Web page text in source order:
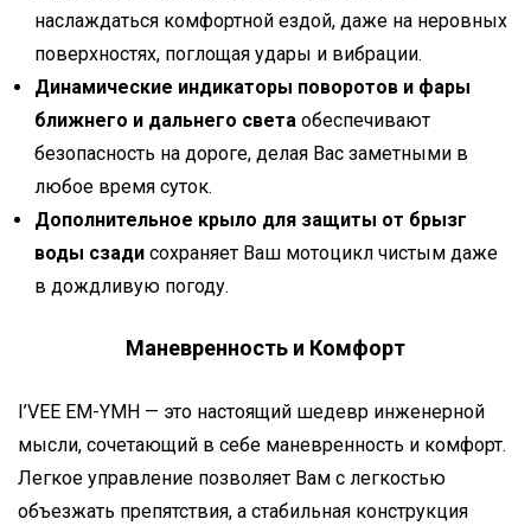
наслаждаться комфортной ездой, даже на неровных
поверхностях, поглощая удары и вибрации.
Динамические индикаторы поворотов и фары
ближнего и дальнего света обеспечивают
безопасность на дороге, делая Вас заметными в
любое время суток.
Дополнительное крыло для защиты от брызг
воды сзади сохраняет Ваш мотоцикл чистым даже
в дождливую погоду.
Маневренность и Комфорт
I’VEE EM-YMH — это настоящий шедевр инженерной
мысли, сочетающий в себе маневренность и комфорт.
Легкое управление позволяет Вам с легкостью
объезжать препятствия, а стабильная конструкция